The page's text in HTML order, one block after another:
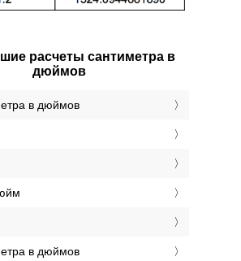
расчеты сантиметра в
дюймов
в дюймов
в дюймов